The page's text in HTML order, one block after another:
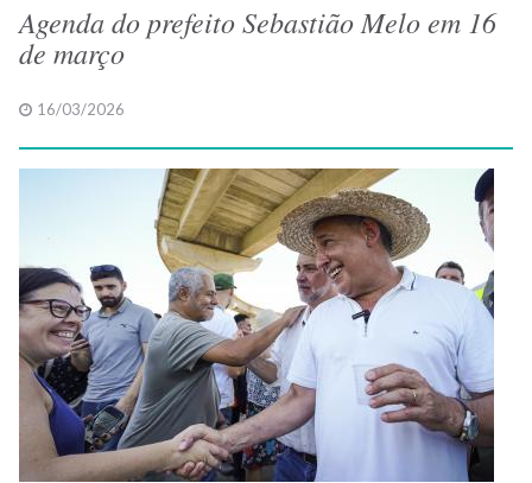
Agenda do prefeito Sebastião Melo em 16
de março
16/03/2026